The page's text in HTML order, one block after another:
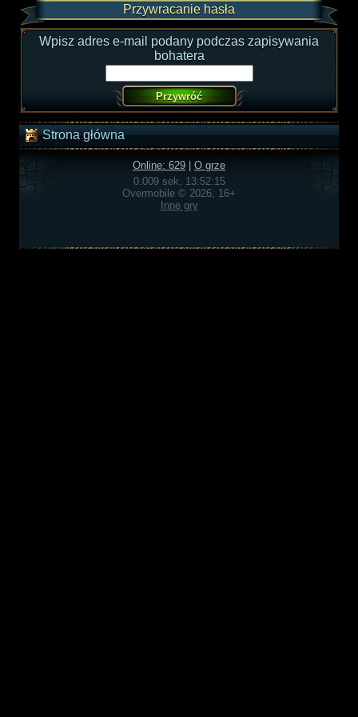
Przywracanie hasła
Wpisz adres e-mail podany podczas zapisywania
bohatera
Strona główna
Online: 629
O grze
0.009 sek, 13:52:15
Overmobile © 2026, 16+
Inne gry